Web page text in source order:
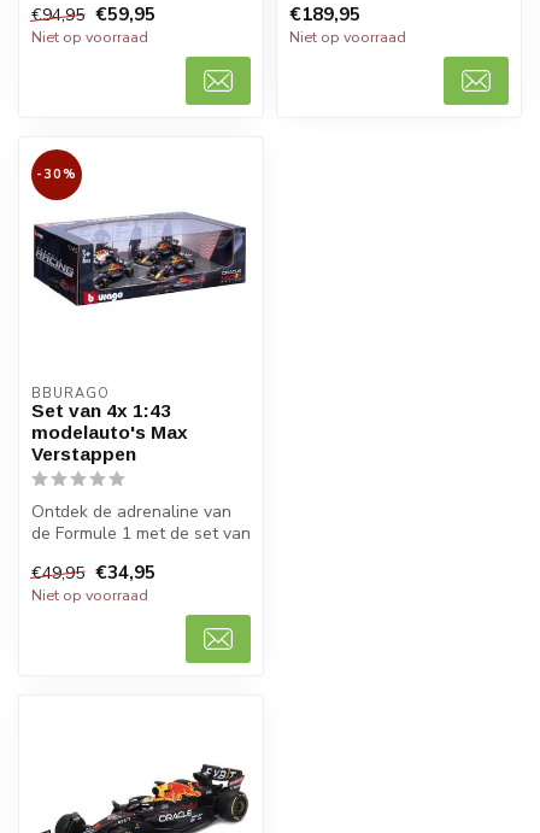
Max Ve...
€94,95 €59,95
Niet op voorraad
202...
€189,95
Niet op voorraad
-30%
BBURAGO
Set van 4x 1:43
modelauto's Max
Verstappen
Ontdek de adrenaline van
de Formule 1 met de set van
Max...
€49,95 €34,95
Niet op voorraad